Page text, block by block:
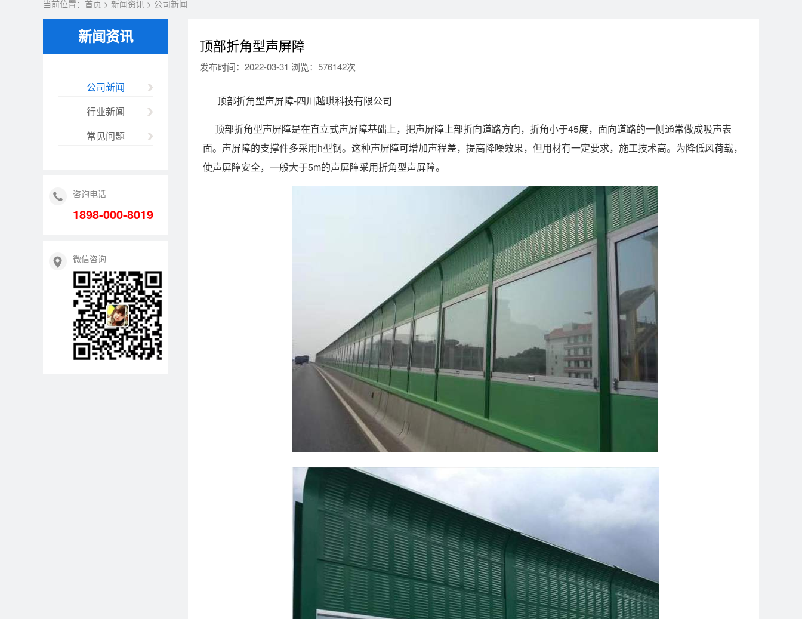
当前位置： 首页 > 新闻资讯 > 公司新闻
新闻资讯
公司新闻
行业新闻
常见问题
咨询电话
1898-000-8019
微信咨询
顶部折角型声屏障
发布时间：2022-03-31 浏览：576142次
顶部折角型声屏障-四川越琪科技有限公司
顶部折角型声屏障是在直立式声屏障基础上，把声屏障上部折向道路方向，折角小于45度，面向道路的一侧通常做成吸声表
面。声屏障的支撑件多采用h型钢。这种声屏障可增加声程差，提高降噪效果，但用材有一定要求，施工技术高。为降低风荷载，
使声屏障安全，一般大于5m的声屏障采用折角型声屏障。